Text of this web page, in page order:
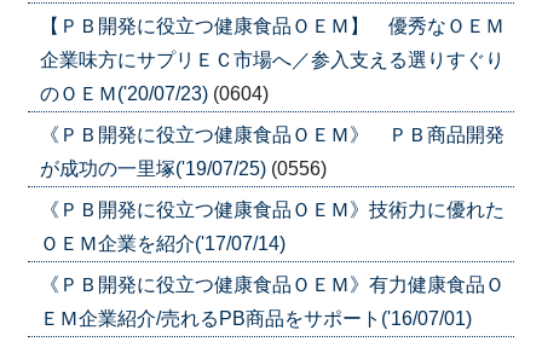
【ＰＢ開発に役立つ健康食品ＯＥＭ】 優秀なＯＥＭ
企業味方にサプリＥＣ市場へ／参入支える選りすぐり
のＯＥＭ('20/07/23) (0604)
《ＰＢ開発に役立つ健康食品ＯＥＭ》 ＰＢ商品開発
が成功の一里塚('19/07/25) (0556)
《ＰＢ開発に役立つ健康食品ＯＥＭ》技術力に優れた
ＯＥＭ企業を紹介('17/07/14)
《ＰＢ開発に役立つ健康食品ＯＥＭ》有力健康食品Ｏ
ＥＭ企業紹介/売れるPB商品をサポート('16/07/01)